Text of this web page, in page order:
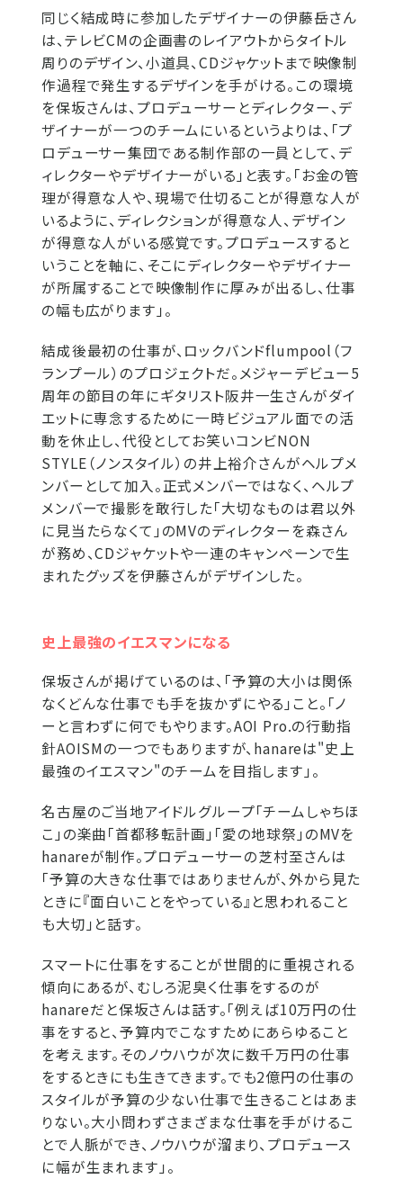
同じく結成時に参加したデザイナーの伊藤岳さん
は、テレビCMの企画書のレイアウトからタイトル
周りのデザイン、小道具、CDジャケットまで映像制
作過程で発生するデザインを手がける。この環境
を保坂さんは、プロデューサーとディレクター、デ
ザイナーが一つのチームにいるというよりは、「プ
ロデューサー集団である制作部の一員として、デ
ィレクターやデザイナーがいる」と表す。「お金の管
理が得意な人や、現場で仕切ることが得意な人が
いるように、ディレクションが得意な人、デザイン
が得意な人がいる感覚です。プロデュースすると
いうことを軸に、そこにディレクターやデザイナー
が所属することで映像制作に厚みが出るし、仕事
の幅も広がります」。
結成後最初の仕事が、ロックバンドflumpool（フ
ランプール）のプロジェクトだ。メジャーデビュー5
周年の節目の年にギタリスト阪井一生さんがダイ
エットに専念するために一時ビジュアル面での活
動を休止し、代役としてお笑いコンビNON
STYLE（ノンスタイル）の井上裕介さんがヘルプメ
ンバーとして加入。正式メンバーではなく、ヘルプ
メンバーで撮影を敢行した「大切なものは君以外
に見当たらなくて」のMVのディレクターを森さん
が務め、CDジャケットや一連のキャンペーンで生
まれたグッズを伊藤さんがデザインした。
史上最強のイエスマンになる
保坂さんが掲げているのは、「予算の大小は関係
なくどんな仕事でも手を抜かずにやる」こと。「ノ
ーと言わずに何でもやります。AOI Pro.の行動指
針AOISMの一つでもありますが、hanareは"史上
最強のイエスマン"のチームを目指します」。
名古屋のご当地アイドルグループ「チームしゃちほ
こ」の楽曲「首都移転計画」「愛の地球祭」のMVを
hanareが制作。プロデューサーの芝村至さんは
「予算の大きな仕事ではありませんが、外から見た
ときに『面白いことをやっている』と思われること
も大切」と話す。
スマートに仕事をすることが世間的に重視される
傾向にあるが、むしろ泥臭く仕事をするのが
hanareだと保坂さんは話す。「例えば10万円の仕
事をすると、予算内でこなすためにあらゆること
を考えます。そのノウハウが次に数千万円の仕事
をするときにも生きてきます。でも2億円の仕事の
スタイルが予算の少ない仕事で生きることはあま
りない。大小問わずさまざまな仕事を手がけるこ
とで人脈ができ、ノウハウが溜まり、プロデュース
に幅が生まれます」。